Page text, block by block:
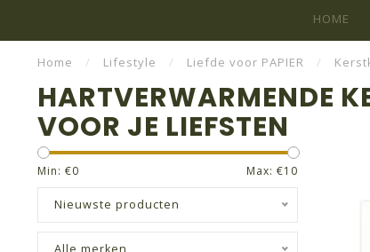
HOME
Home / Lifestyle / Liefde voor PAPIER /
HARTVERWARMENDE
VOOR JE LIEFSTEN
Min: €0 Max: €10
Nieuwste producten
Alle merken